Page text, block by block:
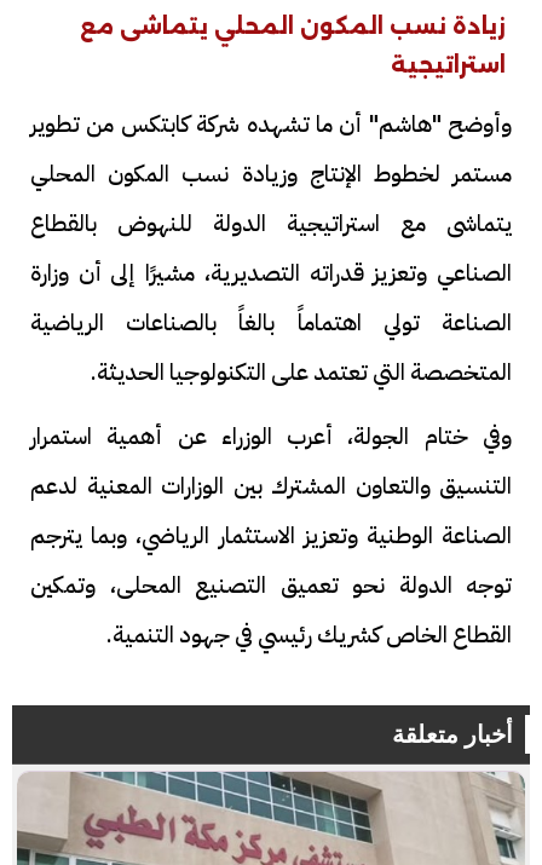
زيادة نسب المكون المحلي يتماشى مع
استراتيجية
وأوضح "هاشم" أن ما تشهده شركة كابتكس من تطوير
مستمر لخطوط الإنتاج وزيادة نسب المكون المحلي
يتماشى مع استراتيجية الدولة للنهوض بالقطاع
الصناعي وتعزيز قدراته التصديرية، مشيرًا إلى أن وزارة
الصناعة تولي اهتماماً بالغاً بالصناعات الرياضية
المتخصصة التي تعتمد على التكنولوجيا الحديثة.
وفي ختام الجولة، أعرب الوزراء عن أهمية استمرار
التنسيق والتعاون المشترك بين الوزارات المعنية لدعم
الصناعة الوطنية وتعزيز الاستثمار الرياضي، وبما يترجم
توجه الدولة نحو تعميق التصنيع المحلى، وتمكين
القطاع الخاص كشريك رئيسي في جهود التنمية.
أخبار متعلقة